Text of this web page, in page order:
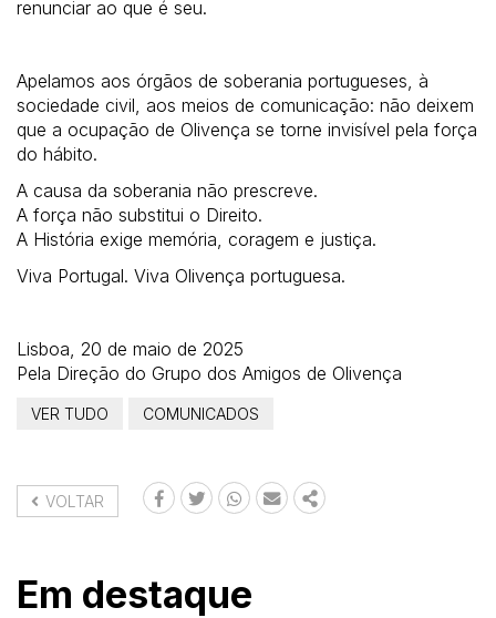
renunciar ao que é seu.
Apelamos aos órgãos de soberania portugueses, à
sociedade civil, aos meios de comunicação: não deixem
que a ocupação de Olivença se torne invisível pela força
do hábito.
A causa da soberania não prescreve.
A força não substitui o Direito.
A História exige memória, coragem e justiça.
Viva Portugal. Viva Olivença portuguesa.
Lisboa, 20 de maio de 2025
Pela Direção do Grupo dos Amigos de Olivença
VER TUDO COMUNICADOS
VOLTAR FACEBOOK
TWITTERWHATSAPP
EMAILSHARE
Em destaque